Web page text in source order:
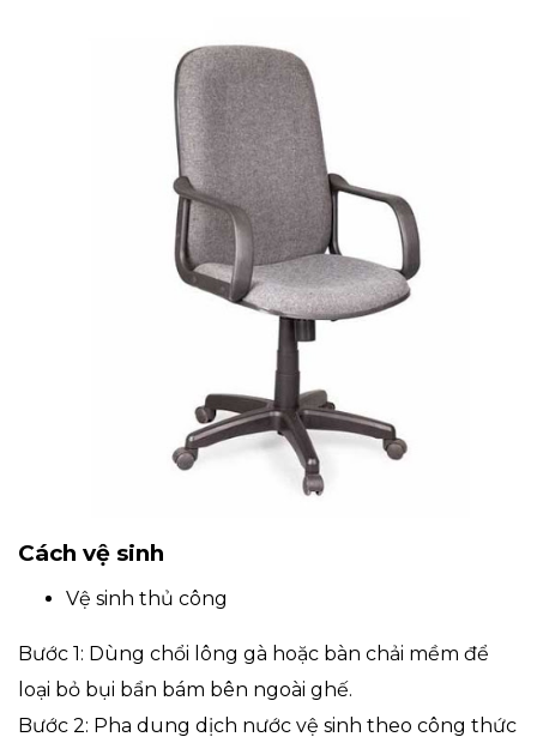
Cách vệ sinh
Vệ sinh thủ công
Bước 1: Dùng chổi lông gà hoặc bàn chải mềm để
loại bỏ bụi bẩn bám bên ngoài ghế.
Bước 2: Pha dung dịch nước vệ sinh theo công thức